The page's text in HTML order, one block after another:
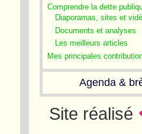
Comprendre la dette
Diaporamas, sites et
Documents et analyses
Les meilleurs articles
Mes principales
Agenda &
Site réalisé